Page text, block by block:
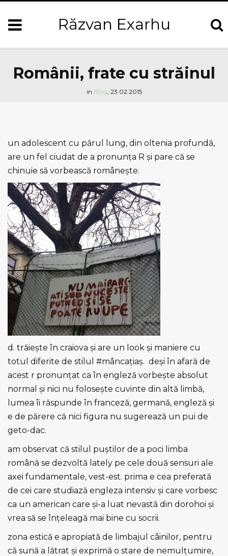
Răzvan Exarhu
Românii, frate cu străinul
in Blog, 23.02.2015
un adolescent cu părul lung, din oltenia profundă,
are un fel ciudat de a pronunța R şi pare că se
chinuie să vorbească româneşte.
d. trăieşte în craiova şi are un look şi maniere cu
totul diferite de stilul #mâncațiaş. deşi în afară de
acest r pronunțat ca în engleză vorbeşte absolut
normal şi nici nu foloseşte cuvinte din altă limbă,
lumea îi răspunde în franceză, germană, engleză şi
e de părere că nici figura nu sugerează un pui de
geto-dac.
am observat că stilul puştilor de a poci limba
română se dezvoltă lately pe cele două sensuri ale
axei fundamentale, vest-est. prima e cea preferată
de cei care studiază engleza intensiv şi care vorbesc
ca un american care şi-a luat nevastă din dorohoi şi
vrea să se înțeleagă mai bine cu socrii.
zona estică e apropiată de limbajul câinilor, pentru
că sună a lătrat şi exprimă o stare de nemulțumire,